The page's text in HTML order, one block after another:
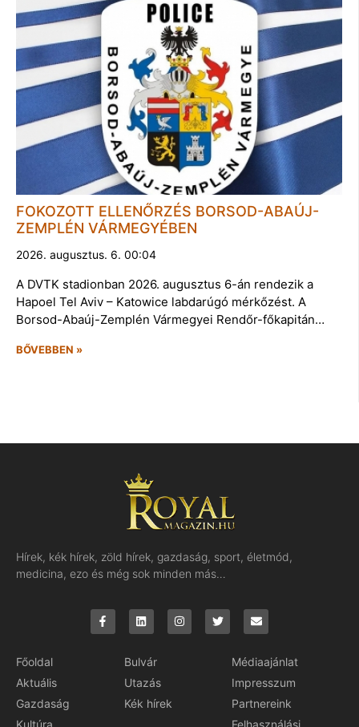
FOKOZOTT ELLENŐRZÉS BORSOD-ABAÚJ-
ZEMPLÉN VÁRMEGYÉBEN
2026. augusztus. 6. 00:04
A DVTK stadionban 2026. augusztus 6-án rendezik a
Hapoel Tel Aviv – Katowice labdarúgó mérkőzést. A
Borsod-Abaúj-Zemplén Vármegyei Rendőr-főkapitán…
BŐVEBBEN »
Hírek, kék hírek, zöld hírek, gazdaság, sport, életmód,
medicina, ezo és még sok minden más…
Főoldal
Aktuális
Gazdaság
Kultúra
Bulvár
Utazás
Kék hírek
Médiaajánlat
Impresszum
Partnereink
Felhasználási